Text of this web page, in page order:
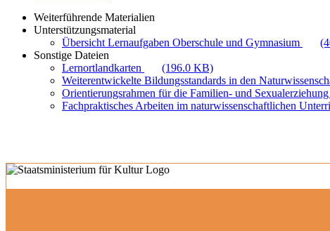
Weiterführende Materialien
Unterstützungsmaterial
Übersicht Lernaufgaben Oberschule und Gymnasium
Sonstige Dateien
Lernortlandkarten
(196.0 KB)
Weiterentwickelte Bildungsstandards in den
Orientierungsrahmen für die Familien- und Sexualerziehung
Fachpraktisches Arbeiten im naturwissenschaftlichen